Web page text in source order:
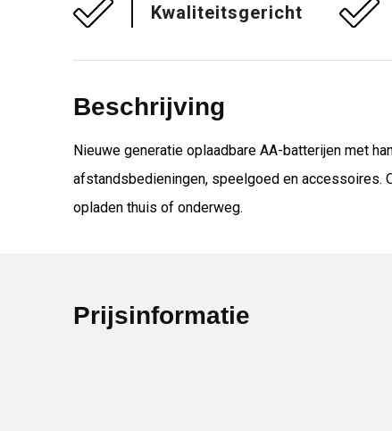
Kwaliteitsgericht
Beschrijving
Nieuwe generatie oplaadbare AA-batterijen met
afstandsbedieningen, speelgoed en accessoires.
opladen thuis of onderweg.
Prijsinformatie